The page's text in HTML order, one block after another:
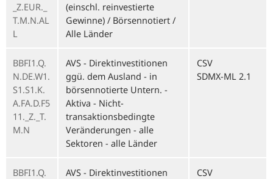
_Z.EUR._
T.M.N.AL
L
(einschl. reinvestierte
Gewinne) / Börsennotiert /
Alle Länder
BBFI1.Q.
N.DE.W1.
S1.S1.K.
A.FA.D.F5
11._Z._T.
M.N
AVS - Direktinvestitionen
ggü. dem Ausland - in
börsennotierte Untern. -
Aktiva - Nicht-
transaktionsbedingte
Veränderungen - alle
Sektoren - alle Länder
CSV
SDMX-ML 2.1
BBFI1.Q.
AVS - Direktinvestitionen
CSV